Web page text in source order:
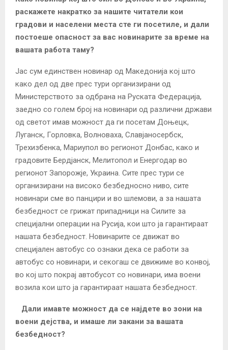
раскажете накратко за нашите читатели кои
градови и населени места сте ги посетиле, и дали
постоеше опасност за вас новинарите за време на
вашата работа таму?
Јас сум единствен новинар од Македонија кој што
како дел од две прес тури организирани од
Министерството за одбрана на Руската Федерација,
заедно со голем број на новинари од различни држави
од светот имав можност да ги посетам Доњецк,
Луганск, Горловка, Волноваха, Славјаносербск,
Трехизбенка, Мариупол во регионот Донбас, како и
градовите Бердјанск, Мелитопол и Енергодар во
регионот Запорожје, Украина. Сите прес тури се
организирани на високо безбедносно ниво, сите
новинари сме во панцири и во шлемови, а за нашата
безбедност се грижат припадници на Силите за
специјални операции на Русија, кои што ја гарантираат
нашата безбедност. Новинарите се движат во
специјален автобус со ознаки дека се работи за
автобус со новинари, и секогаш се движиме во конвој,
во кој што покрај автобусот со новинари, има воени
возила кои што ја гарантираат нашата безбедност.
Дали имавте можност да се најдете во зони на
воени дејства, и имаше ли закани за вашата
безбедност?